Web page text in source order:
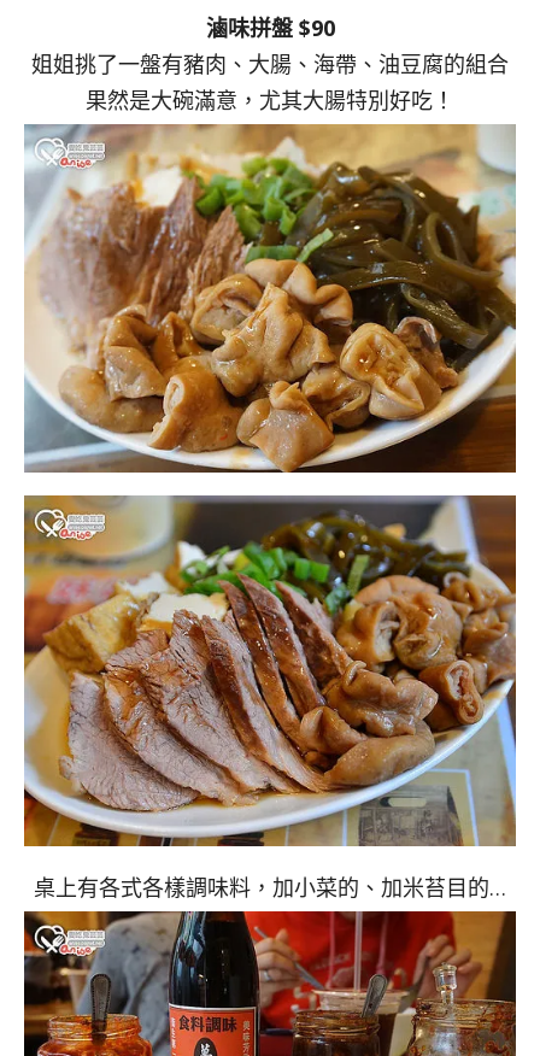
滷味拼盤 $90
姐姐挑了一盤有豬肉、大腸、海帶、油豆腐的組合
果然是大碗滿意，尤其大腸特別好吃！
桌上有各式各樣調味料，加小菜的、加米苔目的…